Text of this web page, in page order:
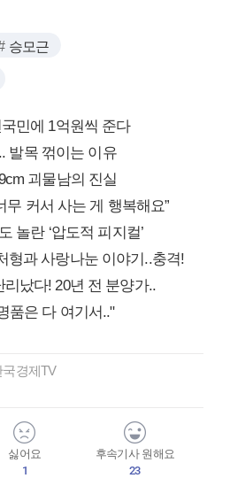
승모근
민에 1억원씩 준다
발목 꺾이는 이유
괴물남의 진실
무 커서 사는 게 행복해요”
놀란 ‘압도적 피지컬’
형과 사랑나눈 이야기..충격!
났다! 20년 전 분양가..
품은 다 여기서.."
국경제TV
싫어요
1
후속기사 원해요
23